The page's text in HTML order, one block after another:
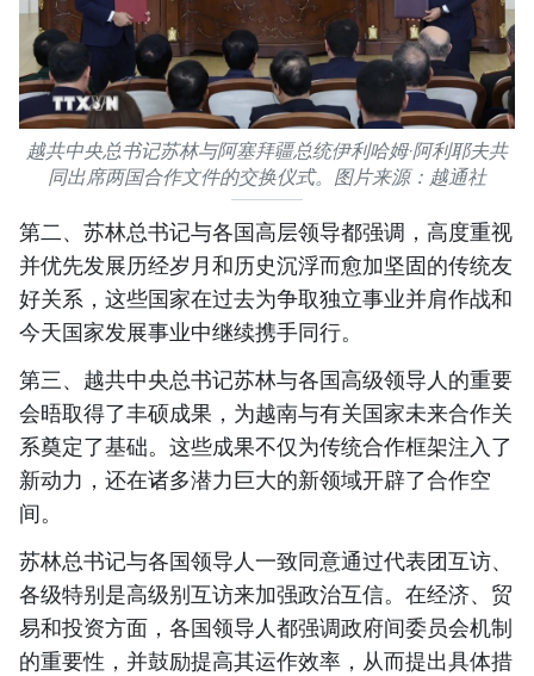
越共中央总书记苏林与阿塞拜疆总统伊利哈姆·阿利耶夫共
同出席两国合作文件的交换仪式。图片来源：越通社
第二、苏林总书记与各国高层领导都强调，高度重视
并优先发展历经岁月和历史沉浮而愈加坚固的传统友
好关系，这些国家在过去为争取独立事业并肩作战和
今天国家发展事业中继续携手同行。
第三、越共中央总书记苏林与各国高级领导人的重要
会晤取得了丰硕成果，为越南与有关国家未来合作关
系奠定了基础。这些成果不仅为传统合作框架注入了
新动力，还在诸多潜力巨大的新领域开辟了合作空
间。
苏林总书记与各国领导人一致同意通过代表团互访、
各级特别是高级别互访来加强政治互信。在经济、贸
易和投资方面，各国领导人都强调政府间委员会机制
的重要性，并鼓励提高其运作效率，从而提出具体措